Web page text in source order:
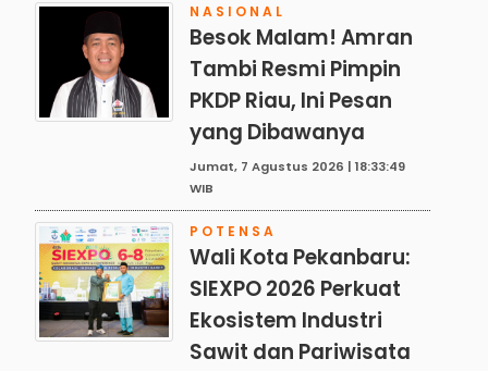
NASIONAL
Besok Malam! Amran
Tambi Resmi Pimpin
PKDP Riau, Ini Pesan
yang Dibawanya
Jumat, 7 Agustus 2026 | 18:33:49
WIB
POTENSA
Wali Kota Pekanbaru:
SIEXPO 2026 Perkuat
Ekosistem Industri
Sawit dan Pariwisata